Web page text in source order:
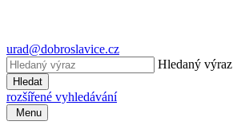
urad@dobroslavice.cz
Hledaný výraz
Hledat
rozšířené vyhledávání
Menu